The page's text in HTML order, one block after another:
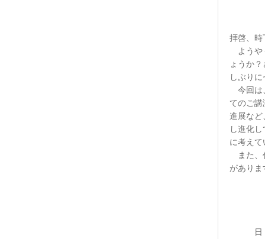
拝啓、時
ようや
ょうか
しぶり
今回は
てのご
進展など
し進化
に考え
また、
があり
日 時